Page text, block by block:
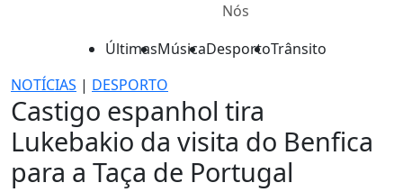
Nós
ÚltimasMúsicaDesportoTrânsito
NOTÍCIAS | DESPORTO
Castigo espanhol tira
Lukebakio da visita do Benfica
para a Taça de Portugal